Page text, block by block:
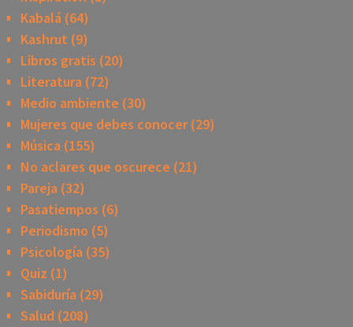
Kabalá(64)
Kashrut (9)
Libros gratis (20)
Literatura(72)
Medio ambiente (30)
Mujeres que debes conocer(29)
Música(155)
No aclares que oscurece (21)
Pareja(32)
Pasatiempos (6)
Periodismo (5)
Psicología(35)
Quiz (1)
Sabiduría(29)
Salud (208)